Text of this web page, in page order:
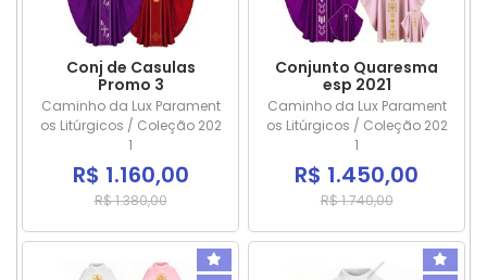
Conj de Casulas
Promo 3
Caminho da Lux Parament
os Litúrgicos / Coleção 202
1
R$ 1.160,00
R$ 1.380,00
Conjunto Quaresma
esp 2021
Caminho da Lux Parament
os Litúrgicos / Coleção 202
1
R$ 1.450,00
R$ 1.740,00